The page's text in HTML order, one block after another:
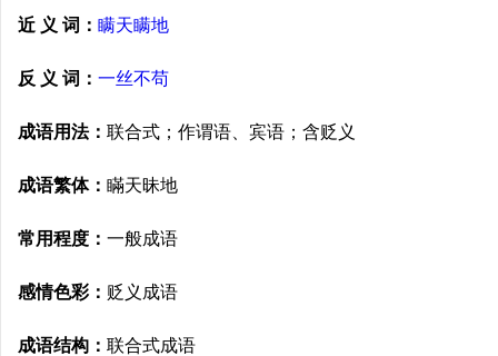
近 义 词： 瞒天瞒地
反 义 词： 一丝不苟
成语用法： 联合式；作谓语、宾语；含贬义
成语繁体： 瞞天昧地
常用程度： 一般成语
感情色彩： 贬义成语
成语结构： 联合式成语